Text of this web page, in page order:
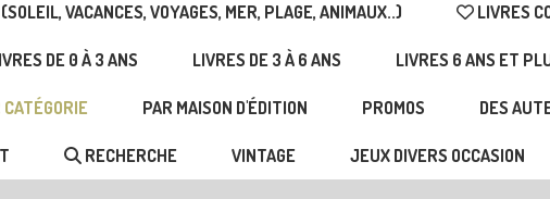
VACANCES, VOYAGES, MER, PLAGE, ANIMAUX..) LIVRES
DE 0 À 3 ANS LIVRES DE 3 À 6 ANS LIVRES 6 ANS ET
PAR MAISON D'ÉDITION PROMOS DES
RECHERCHE VINTAGE JEUX DIVERS OCCASION